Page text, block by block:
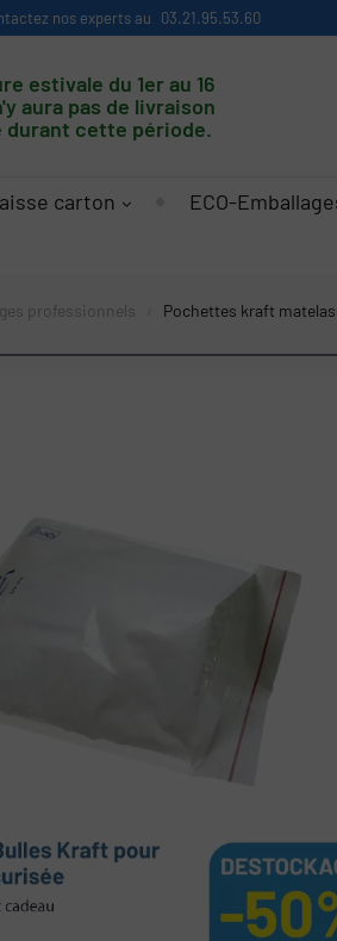
nos experts au 03.21.95.53.60
estivale du 1er au 16
aura pas de livraison
durant cette période.
carton ECO-
professionnels Pochettes kraft